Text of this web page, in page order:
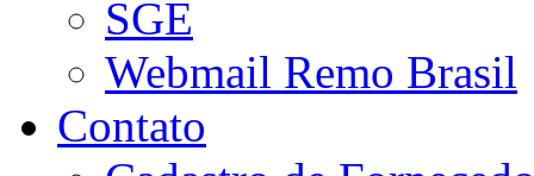
SGE
Webmail Remo Brasil
Contato